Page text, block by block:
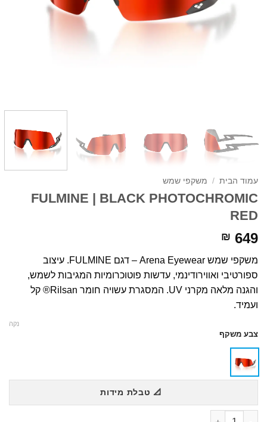
עמוד הבית / משקפי שמש
FULMINE | BLACK PHOTOCHROMIC
RED
₪ 649
משקפי שמש Arena Eyewear – דגם FULMINE. עיצוב
ספורטיבי ואווירודינמי, עדשות פוטוכרומיות המגיבות לשמש,
והגנה מלאה מקרני UV. המסגרת עשויה חומר Rilsan® קל
ועמיד.
צבע משקף
נקה
📐 טבלת מידות
כמות של FULMINE | BLACK PHOTOCHROMIC RED